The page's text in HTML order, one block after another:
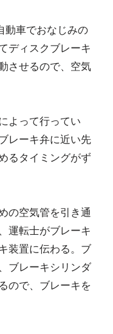
動車でおなじみの
ディスクブレーキ
させるので、空気
よって行ってい
レーキ弁に近い先
るタイミングがず
の空気管を引き通
運転士がブレーキ
装置に伝わる。ブ
ブレーキシリンダ
ので、ブレーキを